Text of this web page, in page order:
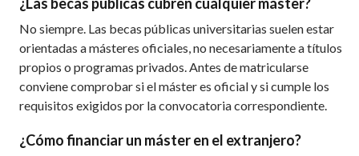
No siempre. Las becas públicas universitarias suelen estar
orientadas a másteres oficiales, no necesariamente a títulos
propios o programas privados. Antes de matricularse
conviene comprobar si el máster es oficial y si cumple los
requisitos exigidos por la convocatoria correspondiente.
¿Cómo financiar un máster en el extranjero?